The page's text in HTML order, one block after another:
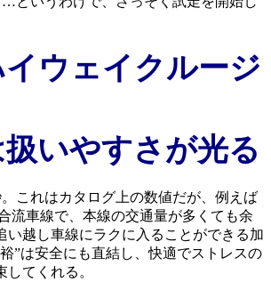
ウェイクルージ
いやすさが光る
。これはカタログ上の数値だが、例えば
流車線で、本線の交通量が多くても余
い越し車線にラクに入ることができる加
”は安全にも直結し、快適でストレスの
てくれる。